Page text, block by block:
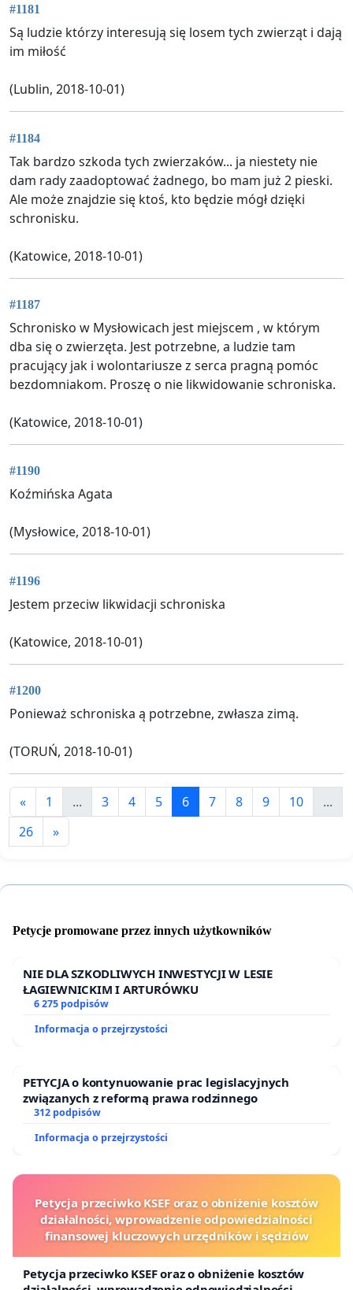
#1181
Są ludzie którzy interesują się losem tych zwierząt i dają
im miłość
(Lublin, 2018-10-01)
#1184
Tak bardzo szkoda tych zwierzaków... ja niestety nie
dam rady zaadoptować żadnego, bo mam już 2 pieski.
Ale może znajdzie się ktoś, kto będzie mógł dzięki
schronisku.
(Katowice, 2018-10-01)
#1187
Schronisko w Mysłowicach jest miejscem , w którym
dba się o zwierzęta. Jest potrzebne, a ludzie tam
pracujący jak i wolontariusze z serca pragną pomóc
bezdomniakom. Proszę o nie likwidowanie schroniska.
(Katowice, 2018-10-01)
#1190
Koźmińska Agata
(Mysłowice, 2018-10-01)
#1196
Jestem przeciw likwidacji schroniska
(Katowice, 2018-10-01)
#1200
Ponieważ schroniska ą potrzebne, zwłasza zimą.
(TORUŃ, 2018-10-01)
« 1 ... 3 4 5 6 7 8 9 10
...
26
»
Petycje promowane przez innych użytkowników
NIE DLA SZKODLIWYCH INWESTYCJI W LESIE
ŁAGIEWNICKIM I ARTURÓWKU
6 275 podpisów
Informacja o przejrzystości
PETYCJA o kontynuowanie prac legislacyjnych
związanych z reformą prawa rodzinnego
312 podpisów
Informacja o przejrzystości
Petycja przeciwko KSEF oraz o obniżenie kosztów
działalności, wprowadzenie odpowiedzialności
finansowej kluczowych urzędników i sędziów
Petycja przeciwko KSEF oraz o obniżenie kosztów